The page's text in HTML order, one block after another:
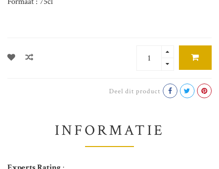
Deel dit product
INFORMATIE